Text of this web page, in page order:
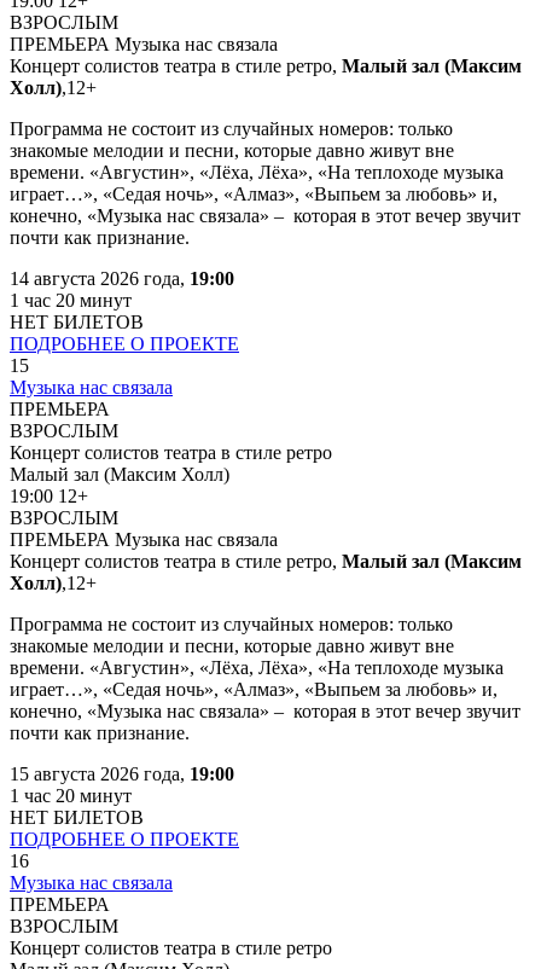
ВЗРОСЛЫМ
ПРЕМЬЕРА Музыка нас связала
Концерт солистов театра в стиле ретро, Малый зал (Максим
Холл),12+
Программа не состоит из случайных номеров: только
знакомые мелодии и песни, которые давно живут вне
времени. «Августин», «Лёха, Лёха», «На теплоходе музыка
играет…», «Седая ночь», «Алмаз», «Выпьем за любовь» и,
конечно, «Музыка нас связала» – которая в этот вечер звучит
почти как признание.
14 августа 2026 года, 19:00
1 час 20 минут
НЕТ БИЛЕТОВ
ПОДРОБНЕЕ О ПРОЕКТЕ
15
Музыка нас связала
ПРЕМЬЕРА
ВЗРОСЛЫМ
Концерт солистов театра в стиле ретро
Малый зал (Максим Холл)
19:00 12+
ВЗРОСЛЫМ
ПРЕМЬЕРА Музыка нас связала
Концерт солистов театра в стиле ретро, Малый зал (Максим
Холл),12+
Программа не состоит из случайных номеров: только
знакомые мелодии и песни, которые давно живут вне
времени. «Августин», «Лёха, Лёха», «На теплоходе музыка
играет…», «Седая ночь», «Алмаз», «Выпьем за любовь» и,
конечно, «Музыка нас связала» – которая в этот вечер звучит
почти как признание.
15 августа 2026 года, 19:00
1 час 20 минут
НЕТ БИЛЕТОВ
ПОДРОБНЕЕ О ПРОЕКТЕ
16
Музыка нас связала
ПРЕМЬЕРА
ВЗРОСЛЫМ
Концерт солистов театра в стиле ретро